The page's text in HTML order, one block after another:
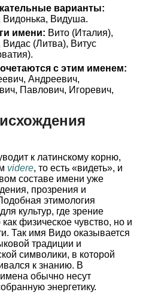
варианты:
Видонька, Видуша.
имени: Вито (Италия),
(Литва), Витус
с этим именем:
Андреевич,
Павлович, Игоревич,
к латинскому корню,
videre, то есть «видеть», и
составе имени уже
прозрения и
этимология
культур, где зрение
физическое чувство, но и
Так имя Видо оказывается
традиции и
символики, в которой
к знанию. В
обычно несут
энергетику.